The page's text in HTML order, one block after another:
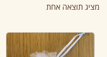
מציג תוצאה אחת